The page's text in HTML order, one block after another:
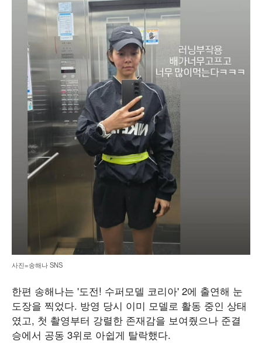
사진=송해나 SNS
한편 송해나는 '도전! 수퍼모델 코리아' 2에 출연해 눈
도장을 찍었다. 방영 당시 이미 모델로 활동 중인 상태
였고, 첫 촬영부터 강렬한 존재감을 보여줬으나 준결
승에서 공동 3위로 아쉽게 탈락했다.